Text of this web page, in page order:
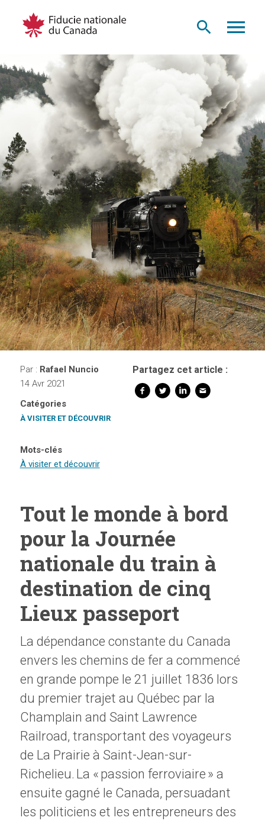
Partagez cet article :
Par : Rafael Nuncio
14 Avr 2021
Catégories
À VISITER ET DÉCOUVRIR
Mots-clés
À visiter et découvrir
Tout le monde à bord
pour la Journée
nationale du train à
destination de cinq
Lieux passeport
La dépendance constante du Canada
envers les chemins de fer a commencé
en grande pompe le 21 juillet 1836 lors
du premier trajet au Québec par la
Champlain and Saint Lawrence
Railroad, transportant des voyageurs
de La Prairie à Saint-Jean-sur-
Richelieu. La « passion ferroviaire » a
ensuite gagné le Canada, persuadant
les politiciens et les entrepreneurs des